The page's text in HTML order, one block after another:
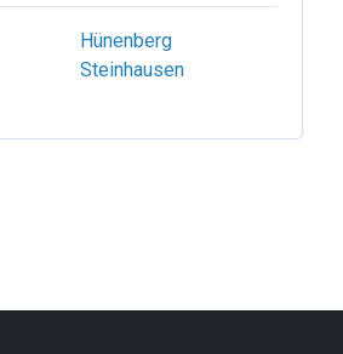
Hünenberg
Steinhausen